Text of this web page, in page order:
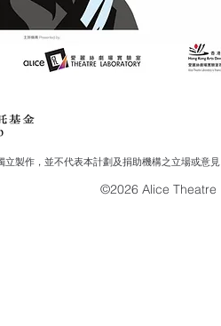
製作，並不代表本計劃及捐助機構之立場或意
©2026 Alice